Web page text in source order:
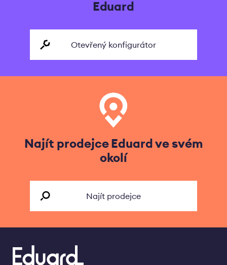
Eduard
Otevřený konfigurátor
Najít prodejce Eduard ve svém
okolí
Najít prodejce